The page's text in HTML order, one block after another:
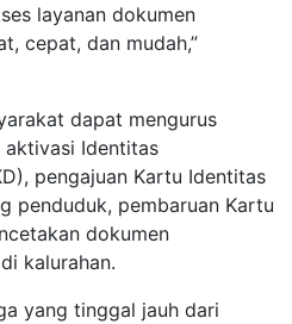
layanan dokumen
cepat, dan mudah,”
dapat mengurus
Identitas
pengajuan Kartu Identitas
penduduk, pembaruan Kartu
dokumen
kalurahan.
yang tinggal jauh dari